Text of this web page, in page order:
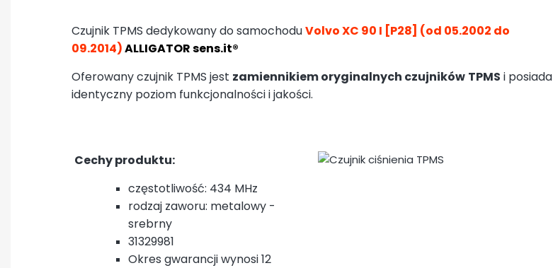
Czujnik TPMS dedykowany do samochoduVolvo XC 90 I [P28] (od 05.2002 do
09.2014)ALLIGATOR sens.it®
Oferowany czujnik TPMS jest zamiennikiem oryginalnych czujników TPMS i posiada
identyczny poziom funkcjonalności i jakości.
Cechy produktu:
częstotliwość: 434 MHz
rodzaj zaworu: metalowy -
srebrny
31329981
Okres gwarancji wynosi 12